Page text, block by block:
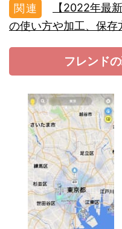
【2022年最
の使い方や加工、保存
フレンド